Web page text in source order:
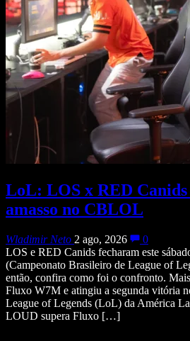
LoL: LOS x RED
amasso no CBLOL
Wladimir Neto 2 ago, 2026
0
LOS e RED Canids fecharam este
(Campeonato Brasileiro de League of
então, confira como foi o confronto.
Fluxo W7M e atingiu a segunda vitória
League of Legends (LoL) da América
LOUD supera Fluxo […]